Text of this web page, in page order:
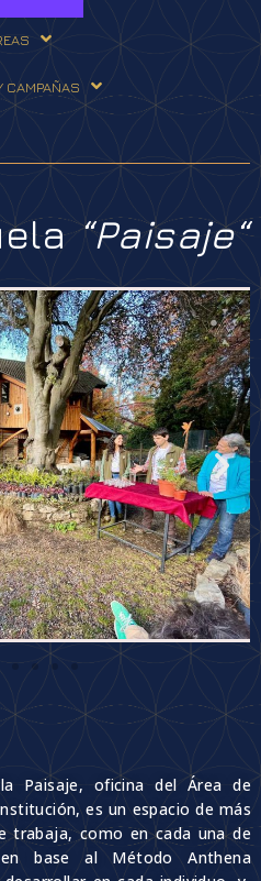
CAMPAÑAS
“Paisaje“
Paisaje, oficina del Área de
es un espacio de más
trabaja, como en cada una de
base al Método Anthena